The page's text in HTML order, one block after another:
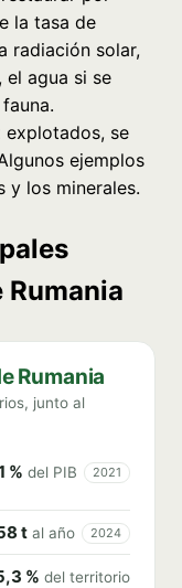
la tasa de
radiación solar,
agua si se
explotados, se
ejemplos
y los minerales.
Rumania
Rumania
junto al
% del PIB 2021
t al año 2024
% del territorio